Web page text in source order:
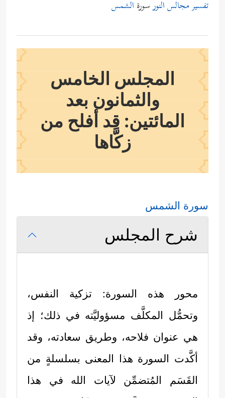
تفسير مجالس النورسورة الشمس
المجلس الخامس
والثمانون بعد
المائتين: قد أفلح من
زكَّاها
سورة الشمس
شرح المجلس
محور هذه السورة: تزكية النفس،
وتحمُّل المكلَّف مسؤوليَّته في ذلك؛ إذ
هي عنوان فلاحه، وطريق سعادته، وقد
أكَّدت السورة هذا المعنى بسلسلةٍ من
القَسَم المُتضمِّن لآيات الله في هذا